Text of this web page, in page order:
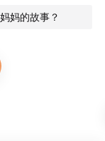
妈的故事？